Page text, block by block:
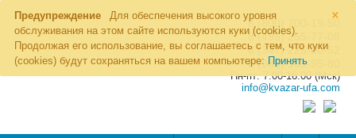
×
Предупреждение
Для обеспечения высокого уровня
обслуживания на этом сайте используются куки (cookies).
Продолжая его использование, вы соглашаетесь с тем, что куки
(cookies) будут сохраняться на вашем компьютере: Принять
8 (800) 700-19-50
8 (495) 255-77-08
8 (347) 225-00-52
8 (986) 963-95-80
Пн-пт: 7.00-16.00 (Мск)
info@kvazar-ufa.com